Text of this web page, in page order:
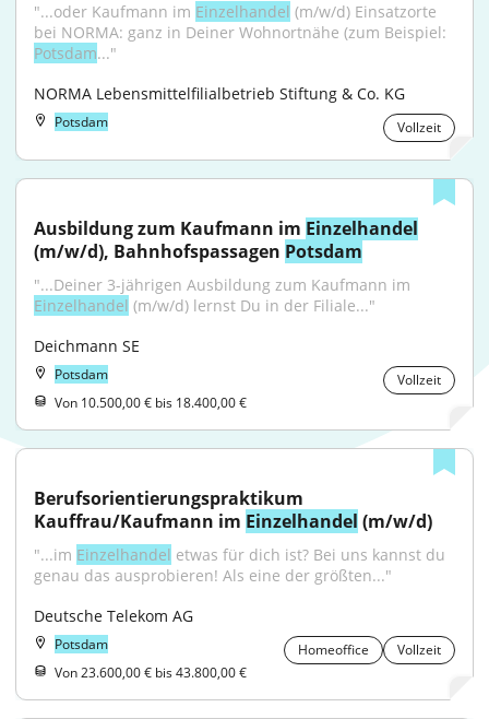
"...oder Kaufmann im Einzelhandel (m/w/d) Einsatzorte
Potsdam..."
NORMA Lebensmittelfilialbetrieb Stiftung & Co. KG
Potsdam Vollzeit
Ausbildung zum Kaufmann im Einzelhandel
(m/w/d), Bahnhofspassagen Potsdam
Einzelhandel (m/w/d) lernst Du in der Filiale..."
Deichmann SE
Potsdam
Vollzeit
Von 10.500,00 € bis 18.400,00 €
Berufsorientierungspraktikum
Kauffrau/Kaufmann im Einzelhandel (m/w/d)
"...im Einzelhandel etwas für dich ist? Bei uns kannst du
genau das ausprobieren! Als eine der größten..."
Deutsche Telekom AG
Potsdam Homeoffice
Vollzeit
Von 23.600,00 € bis 43.800,00 €